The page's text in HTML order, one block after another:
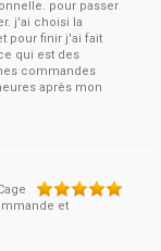
pour passer
j'ai choisi la
pour finir j'ai fait
qui est des
commandes
après mon
et